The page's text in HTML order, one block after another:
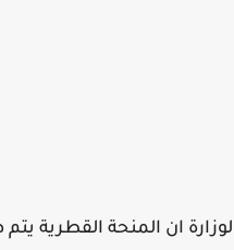
حيث اعلنت الوزارة ان